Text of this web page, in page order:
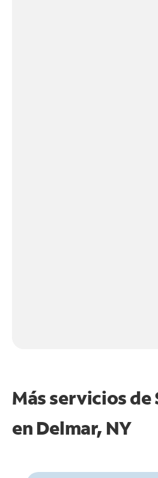
Más servicios de
en Delmar, NY